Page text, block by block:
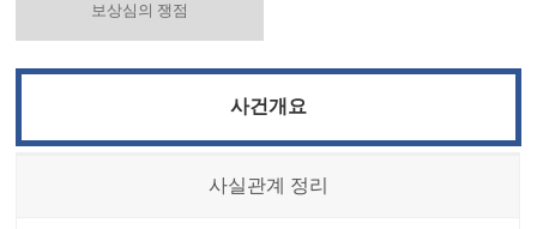
보상심의 쟁점
사건개요
사실관계 정리